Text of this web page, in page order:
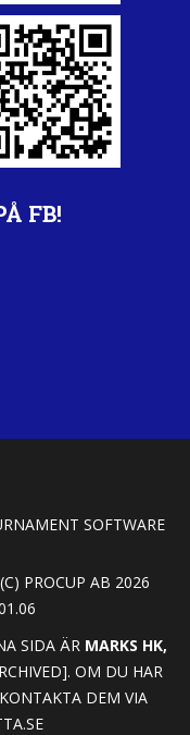
FB!
SOFTWARE
PROCUP AB 2026
SIDA ÄR MARKS HK,
OM DU HAR
DEM VIA